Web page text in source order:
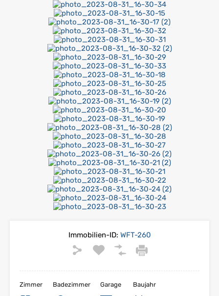
Immobilien-ID: WFT-260
Zimmer Badezimmer Garage Baujahr